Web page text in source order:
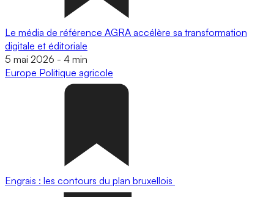
Le média de référence AGRA accélère sa transformation
digitale et éditoriale
5 mai 2026 - 4 min
Europe Politique agricole
Engrais : les contours du plan bruxellois